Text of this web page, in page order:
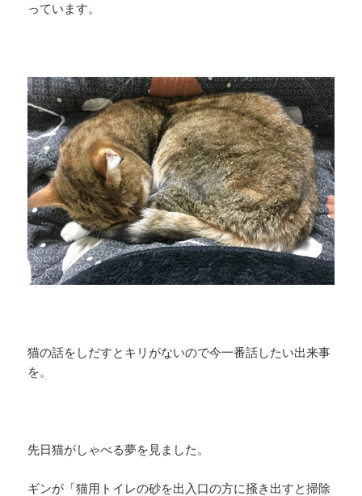
っています。
猫の話をしだすとキリがないので今一番話したい出来事
を。
先日猫がしゃべる夢を見ました。
ギンが「猫用トイレの砂を出入口の方に掻き出すと掃除